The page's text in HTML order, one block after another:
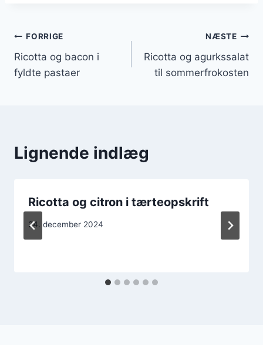
Indlægsnavigation
FORRIGE
Ricotta og bacon i
fyldte pastaer
NÆSTE
Ricotta og agurkssalat
til sommerfrokosten
Lignende indlæg
Ricotta og citron i tærteopskrift
24. december 2024